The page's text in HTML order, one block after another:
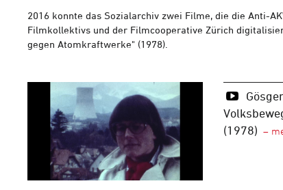
2016 konnte das Sozialarchiv zwei Filme, die die Anti-
Filmkollektivs und der Filmcooperative Zürich
gegen Atomkraftwerke" (1978).
(1978)